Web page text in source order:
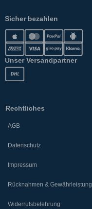
Sicher bezahlen
Unser Versandpartner
Rechtliches
AGB
Datenschutz
Impressum
Rücknahmen & Gewährleistung
Widerrufsbelehrung